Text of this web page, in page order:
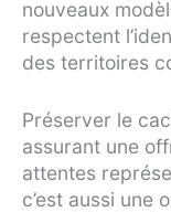
nouveaux
respectent
des territoires
Préserver le
assurant une
attentes
c’est aussi une